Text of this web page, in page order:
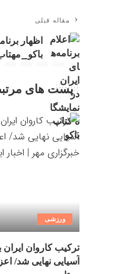
مقاله قبلی
اظهار
پست های
ورزشی
ترکیب کاروان